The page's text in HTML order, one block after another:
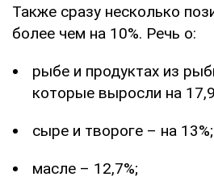
Также сразу несколько
более чем на 10%. Речь о:
рыбе и продуктах из
которые выросли на
сыре и твороге – на 13%;
масле – 12,7%;